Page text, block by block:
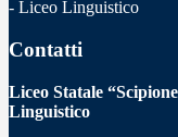
- Liceo Linguistico
Contatti
Liceo Statale
Linguistico